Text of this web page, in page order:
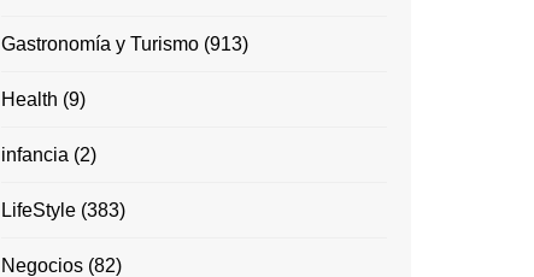
Gastronomía y Turismo (913)
Health (9)
infancia (2)
LifeStyle (383)
Negocios (82)